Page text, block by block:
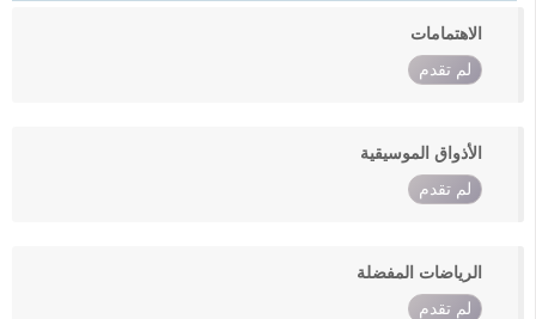
الاهتمامات
لم تقدم
الأذواق الموسيقية
لم تقدم
الرياضات المفضلة
لم تقدم